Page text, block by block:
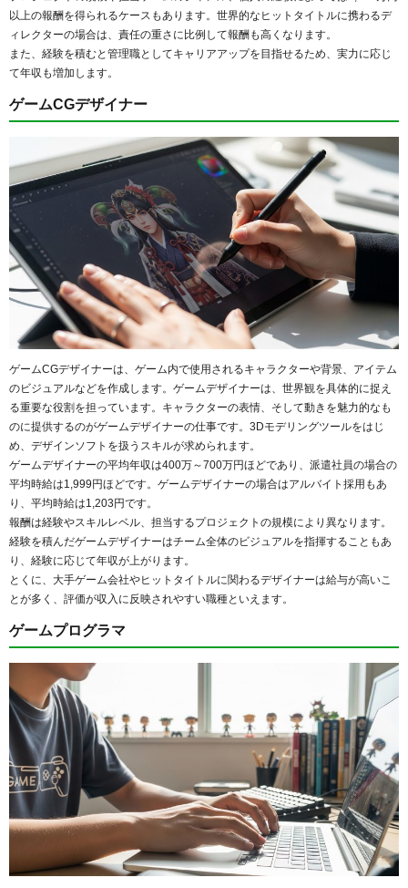
以上の報酬を得られるケースもあります。世界的なヒットタイトルに携わるデ
ィレクターの場合は、責任の重さに比例して報酬も高くなります。
また、経験を積むと管理職としてキャリアアップを目指せるため、実力に応じ
て年収も増加します。
ゲームCGデザイナー
ゲームCGデザイナーは、ゲーム内で使用されるキャラクターや背景、アイテム
のビジュアルなどを作成します。ゲームデザイナーは、世界観を具体的に捉え
る重要な役割を担っています。キャラクターの表情、そして動きを魅力的なも
のに提供するのがゲームデザイナーの仕事です。3Dモデリングツールをはじ
め、デザインソフトを扱うスキルが求められます。
ゲームデザイナーの平均年収は400万～700万円ほどであり、派遣社員の場合の
平均時給は1,999円ほどです。ゲームデザイナーの場合はアルバイト採用もあ
り、平均時給は1,203円です。
報酬は経験やスキルレベル、担当するプロジェクトの規模により異なります。
経験を積んだゲームデザイナーはチーム全体のビジュアルを指揮することもあ
り、経験に応じて年収が上がります。
とくに、大手ゲーム会社やヒットタイトルに関わるデザイナーは給与が高いこ
とが多く、評価が収入に反映されやすい職種といえます。
ゲームプログラマ